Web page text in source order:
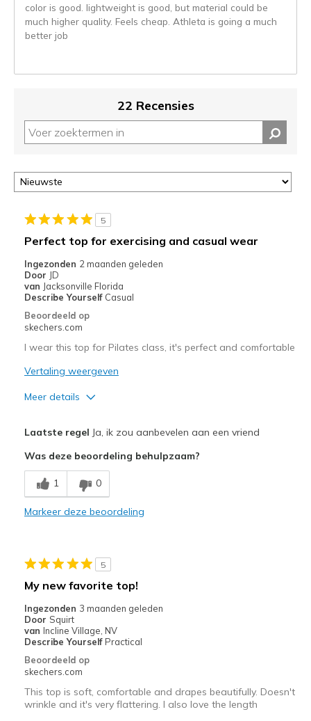
niejee
page_id.
de
migratie
controleren
deze
page
door
href="javascript:location.href=location.pathname;">hier</a>
de
page
met
de
migratiegeschiedenis
van
de
bezoeken.
color is good. lightweight is good, but material could be
much higher quality. Feels cheap. Athleta is going a much
better job
22 Recensies
5
Perfect top for exercising and casual wear
Ingezonden 2 maanden geleden
Door JD
van Jacksonville Florida
Describe Yourself Casual
Beoordeeld op
skechers.com
I wear this top for Pilates class, it's perfect and comfortable
Vertaling weergeven
Meer details
Breathe Well
Comfortable
Pilates
Width
Feels true to width
Sizing
Feels true to size
View On Shoes
Laatste regel Ja, ik zou aanbevelen aan een vriend
Was deze beoordeling behulpzaam?
1 0
Markeer deze beoordeling
5
My new favorite top!
Ingezonden 3 maanden geleden
Door Squirt
van Incline Village, NV
Describe Yourself Practical
Beoordeeld op
skechers.com
This top is soft, comfortable and drapes beautifully. Doesn't
wrinkle and it's very flattering. I also love the length